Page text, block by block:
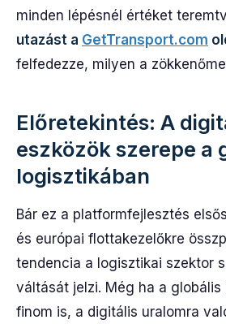
minden lépésnél értéket
utazást a GetTransport.com
felfedezze, milyen a
Előretekintés: A
eszközök szerepe a
logisztikában
Bár ez a platformfejlesztés
és európai flottakezelőkre
tendencia a logisztikai szektor
váltását jelzi. Még ha a
finom is, a digitális uralomra